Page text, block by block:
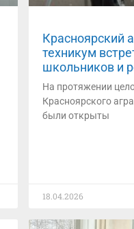
Красноярский
техникум
школьников и
На протяжении
Красноярского
были открыты
18.04.2026